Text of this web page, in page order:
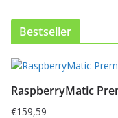
Bestseller
RaspberryMatic
€159,59